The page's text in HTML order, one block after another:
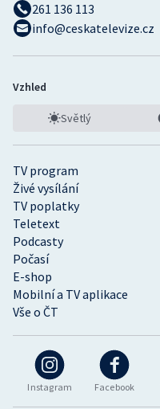
Instagram Facebook
TV program
Živé vysílání
TV poplatky
Teletext
Podcasty
Počasí
E-shop
Mobilní a TV aplikace
Vše o ČT
261 136 113
info@ceskatelevize.cz
Vzhled
Světlý